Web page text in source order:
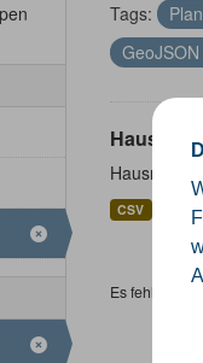
Tags:
GeoJSON
CSV
Es fehlen